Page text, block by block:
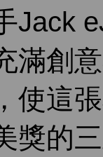
Jack
滿創
，使這
獎的